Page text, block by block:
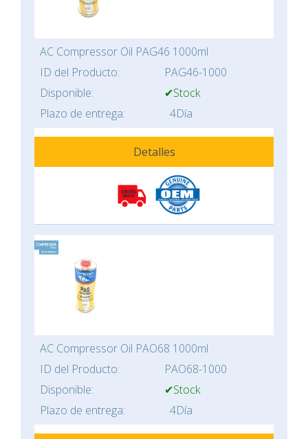
AC Compressor Oil PAG46 1000ml
ID del Producto:
PAG46-1000
Disponible:
✔Stock
Plazo de entrega:
4Día
Detalles
AC Compressor Oil PAO68 1000ml
ID del Producto:
PAO68-1000
Disponible:
✔Stock
Plazo de entrega:
4Día